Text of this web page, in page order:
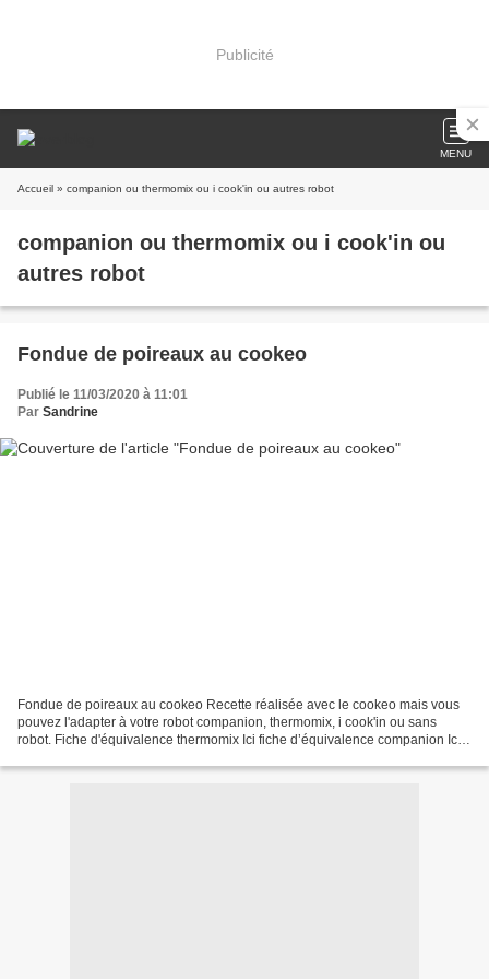
Publicité
MENU
Accueil » companion ou thermomix ou i cook'in ou autres robot
companion ou thermomix ou i cook'in ou
autres robot
Fondue de poireaux au cookeo
Publié le 11/03/2020 à 11:01
Par Sandrine
Fondue de poireaux au cookeo Recette réalisée avec le cookeo mais vous
pouvez l'adapter à votre robot companion, thermomix, i cook'in ou sans
robot. Fiche d'équivalence thermomix Ici fiche d’équivalence companion Ici